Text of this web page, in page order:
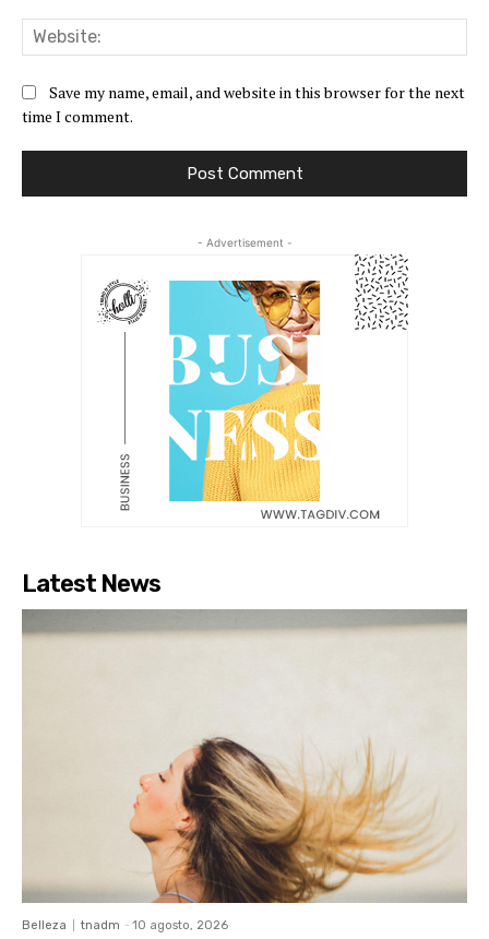
Save my name, email, and website in this browser for the next
time I comment.
- Advertisement -
Latest News
Belleza tnadm - 10 agosto, 2026